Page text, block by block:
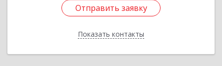
Отправить заявку
Показать контакты
Отправить заявку
Назад